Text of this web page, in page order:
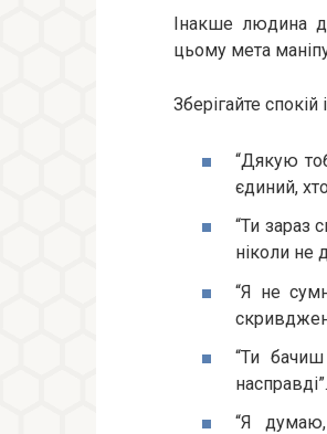
Інакше людина
цьому мета
Зберігайте
“Дякую
єдиний,
“Ти зараз
ніколи не
“Я не
“Ти
насправді”.
“Я